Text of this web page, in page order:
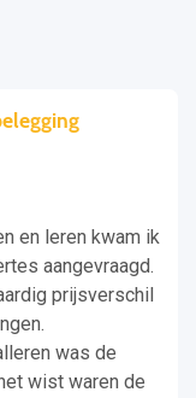
ik
Absoluut
- Remco